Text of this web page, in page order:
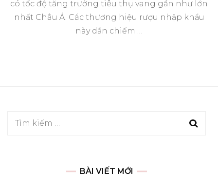
có tốc độ tăng trưởng tiêu thụ vang gần như lớn
nhất Châu Á. Các thương hiệu rượu nhập khẩu
này dần chiếm …
Tìm
BÀI VIẾT MỚI